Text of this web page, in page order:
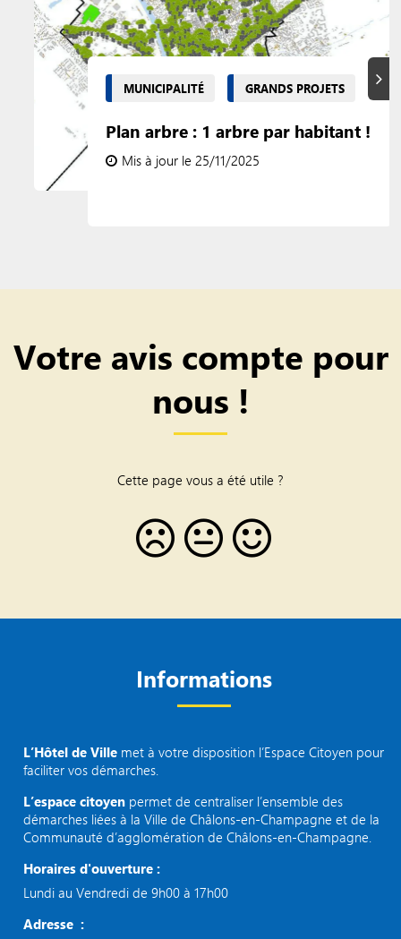
MUNICIPALITÉ GRANDS PROJETS
Plan arbre : 1 arbre par habitant !
Mis à jour le 25/11/2025
Votre avis compte pour
nous !
Cette page vous a été utile ?
Informations
L’Hôtel de Ville met à votre disposition l’Espace Citoyen pour
faciliter vos démarches.
L’espace citoyen permet de centraliser l’ensemble des
démarches liées à la Ville de Châlons-en-Champagne et de la
Communauté d’agglomération de Châlons-en-Champagne.
Horaires d'ouverture :
Lundi au Vendredi de 9h00 à 17h00
Adresse :